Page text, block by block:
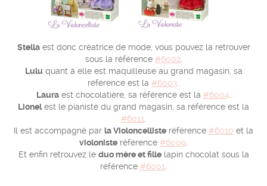
Stellaest donc créatrice de mode, vous pouvez la retrouver
sous la référence #6002.
Lulu quant à elle est maquilleuse au grand magasin, sa
référence est la #6003
Lauraest chocolatière, sa référence est la #6004
Lionelest le pianiste du grand magasin, sa référence est la
#6011
Il est accompagné par la Violoncelliste référence #6010 et la
violoniste référence #6009
Et enfin retrouvez le duo mère et fillelapin chocolat sous la
référence #6001